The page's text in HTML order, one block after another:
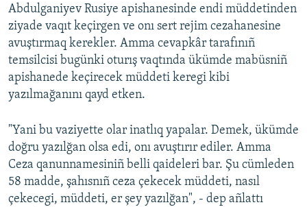
Abdulganiyev Rusiye apishanesinde endi müddetinden
ziyade vaqıt keçirgen ve onı sert rejim cezahanesine
avuştırmaq kerekler. Amma cevapkâr tarafınıñ
temsilcisi bugünki oturış vaqtında ükümde mabüsniñ
apishanede keçirecek müddeti keregi kibi
yazılmağanını qayd etken.
"Yani bu vaziyette olar inatlıq yapalar. Demek, ükümde
doğru yazılğan olsa edi, onı avuştırır ediler. Amma
Ceza qanunnamesiniñ belli qaideleri bar. Şu cümleden
58 madde, şahısnıñ ceza çekecek müddeti, nasıl
çekecegi, müddeti, er şey yazılğan", - dep añlattı